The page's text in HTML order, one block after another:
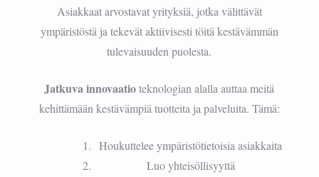
Asiakkaat arvostavat yrityksiä, jotka välittävät
ympäristöstä ja tekevät aktiivisesti töitä kestävämmän
tulevaisuuden puolesta.
Jatkuva innovaatioteknologian alalla auttaa meitä
kehittämään kestävämpiä tuotteita ja palveluita. Tämä:
Houkuttelee ympäristötietoisia asiakkaita
Luo yhteisöllisyyttä